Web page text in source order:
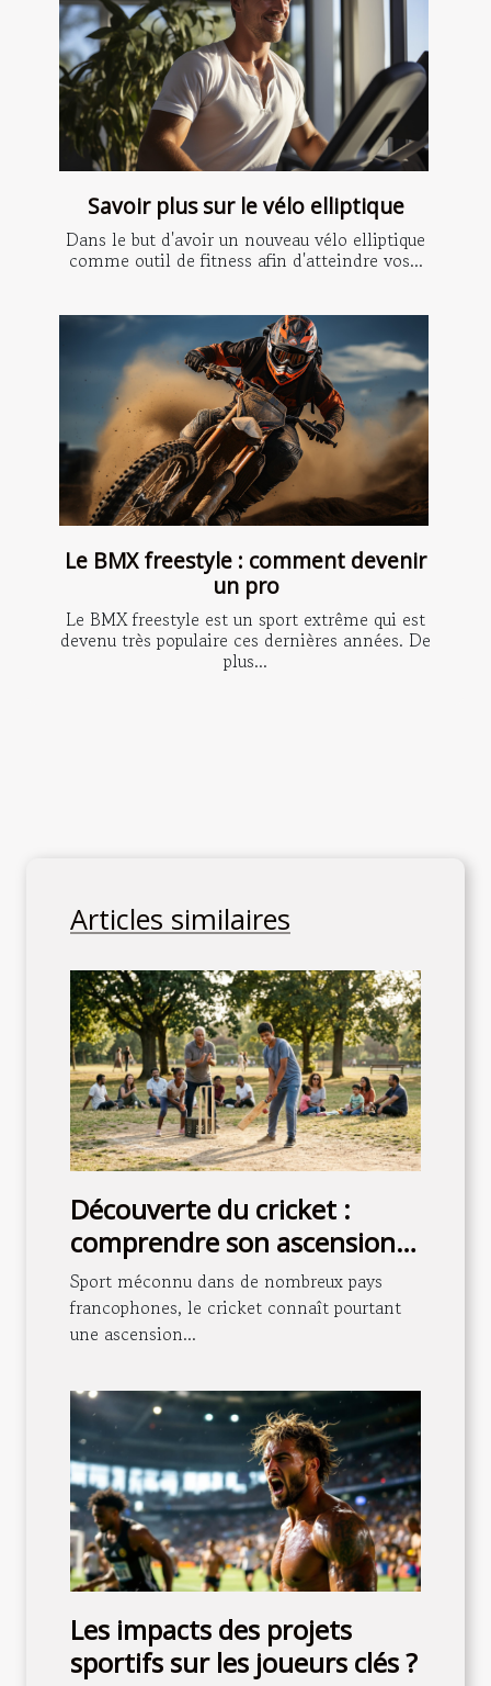
Savoir plus sur le vélo elliptique
Dans le but d'avoir un nouveau vélo elliptique
comme outil de fitness afin d'atteindre vos...
Le BMX freestyle : comment devenir
un pro
Le BMX freestyle est un sport extrême qui est
devenu très populaire ces dernières années. De
plus...
Articles similaires
Découverte du cricket :
comprendre son ascension
et sa popularité
Sport méconnu dans de nombreux pays
francophones, le cricket connaît pourtant
une ascension...
Les impacts des projets
sportifs sur les joueurs clés ?